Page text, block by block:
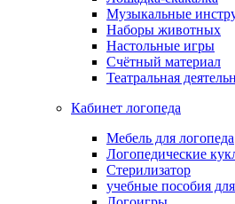
Музыкальные
Наборы животных
Настольные игры
Счётный материал
Театральная
Кабинет логопеда
Мебель для логопеда
Логопедические
Стерилизатор
учебные пособия